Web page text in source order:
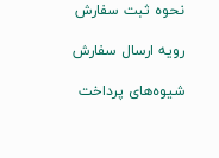
نحوه ثبت سفارش
رویه ارسال سفارش
شیوه‌های پرداخت